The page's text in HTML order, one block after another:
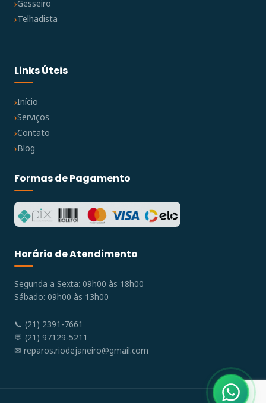
Gesseiro
Telhadista
Links Úteis
Início
Serviços
Contato
Blog
Formas de Pagamento
Horário de Atendimento
Segunda a Sexta: 09h00 às 18h00
Sábado: 09h00 às 13h00
📞 (21) 2391-7661
💬 (21) 97129-5211
✉ reparos.riodejaneiro@gmail.com